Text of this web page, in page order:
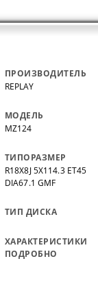
ПРОИЗВОДИТЕЛЬ
REPLAY
МОДЕЛЬ
MZ124
ТИПОРАЗМЕР
R18X8J 5X114.3 ET45
DIA67.1 GMF
ТИП ДИСКА
ХАРАКТЕРИСТИКИ
ПОДРОБНО